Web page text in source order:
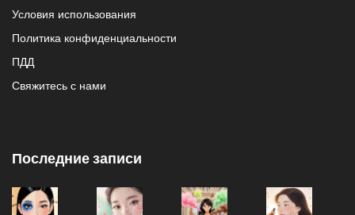
Условия использования
Политика конфиденциальности
ПДД
Свяжитесь с нами
Последние записи